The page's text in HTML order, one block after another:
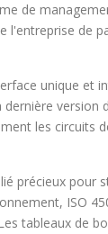
de
l'entreprise de
unique et
version
les circuits
précieux pour
ISO
tableaux de